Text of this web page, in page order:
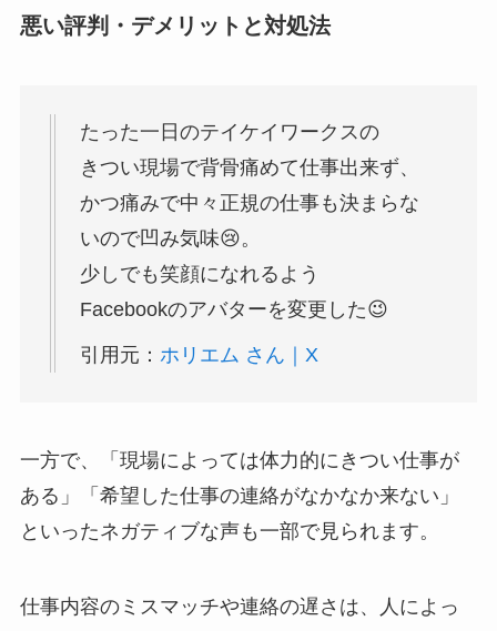
悪い評判・デメリットと対処法
たった一日のテイケイワークスの
きつい現場で背骨痛めて仕事出来ず、
かつ痛みで中々正規の仕事も決まらな
いので凹み気味😢。
少しでも笑顔になれるよう
Facebookのアバターを変更した😉
引用元： ホリエム さん｜X
一方で、「現場によっては体力的にきつい仕事が
ある」「希望した仕事の連絡がなかなか来ない」
といったネガティブな声も一部で見られます。
仕事内容のミスマッチや連絡の遅さは、人によっ